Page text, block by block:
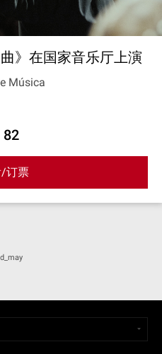
》在国家音乐厅上演
Música
82
订票